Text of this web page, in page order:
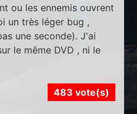
ou les ennemis ouvrent
un très léger bug ,
une seconde). J'ai
le même DVD , ni le
483 vote(s)